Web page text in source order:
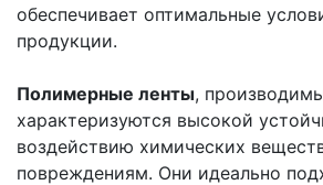
обеспечивает оптимальные
продукции.
Полимерные ленты,
характеризуются высокой
воздействию химических
повреждениям. Они идеально